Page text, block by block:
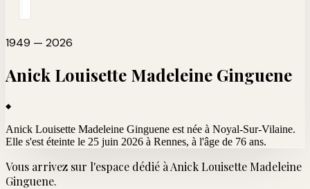
1949 — 2026
Anick Louisette Madeleine Ginguene
Anick Louisette Madeleine Ginguene est née à Noyal-Sur-Vilaine.
Elle s'est éteinte le 25 juin 2026 à Rennes, à l'âge de 76 ans.
Vous arrivez sur l'espace dédié à Anick Louisette Madeleine
Ginguene.